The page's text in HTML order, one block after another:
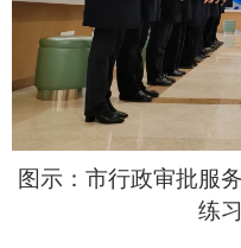
图示：市行政审批服
练